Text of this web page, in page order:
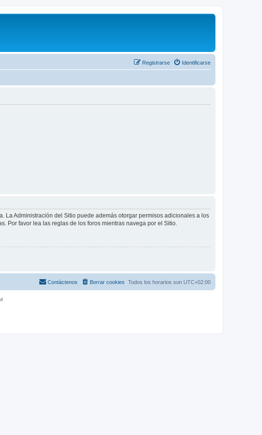
Identificarse
Registrarse
La Administración del Sitio puede además otorgar permisos adicionales a los
Por favor lea las reglas de los foros mientras navega por el Sitio.
Todos los horarios son UTC+02:00
Borrar cookies
Contáctenos